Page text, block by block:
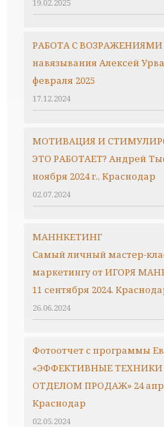
19.02.2025
РАБОТА С ВОЗРАЖЕНИЯМИ
навязывания Алексей
февраля 2025
17.12.2024
МОТИВАЦИЯ И
ЭТО РАБОТАЕТ? Андрей
ноября 2024 г., Краснодар
02.07.2024
МАННКЕТИНГ
Самый личный мастер-
маркетингу от ИГОРЯ
11 сентября 2024.
26.06.2024
Фотоотчет с программы
«ЭФФЕКТИВНЫЕ
ОТДЕЛОМ ПРОДАЖ» 24
Краснодар
02.05.2024